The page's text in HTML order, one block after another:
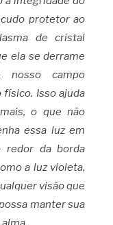
protetor ao
de cristal
ela se derrame
nosso campo
Isso ajuda
o que não
essa luz em
da borda
a luz violeta,
visão que
manter sua